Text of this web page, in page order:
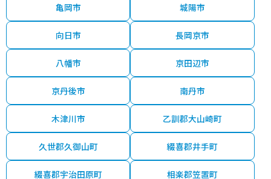
亀岡市 城陽市
向日市 長岡京市
八幡市 京田辺市
京丹後市 南丹市
木津川市 乙訓郡大山崎町
久世郡久御山町 綴喜郡井手町
綴喜郡宇治田原町 相楽郡笠置町